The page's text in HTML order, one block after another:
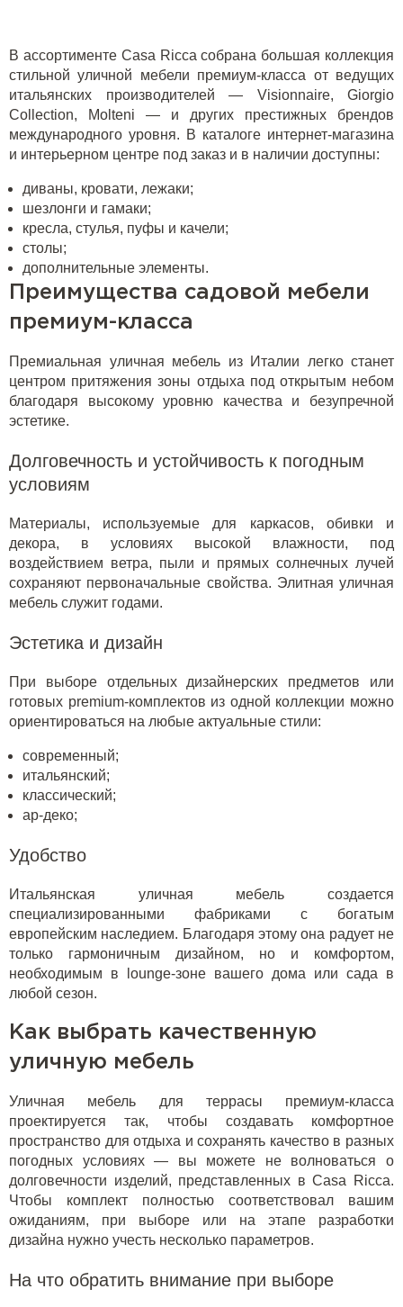
В ассортименте Casa Ricca собрана большая коллекция
стильной уличной мебели премиум-класса от ведущих
итальянских производителей — Visionnaire, Giorgio
Collection, Molteni — и других престижных брендов
международного уровня. В каталоге интернет-магазина
и интерьерном центре под заказ и в наличии доступны:
диваны, кровати, лежаки;
шезлонги и гамаки;
кресла, стулья, пуфы и качели;
столы;
дополнительные элементы.
Преимущества садовой мебели
премиум-класса
Премиальная уличная мебель из Италии легко станет
центром притяжения зоны отдыха под открытым небом
благодаря высокому уровню качества и безупречной
эстетике.
Долговечность и устойчивость к погодным
условиям
Материалы, используемые для каркасов, обивки и
декора, в условиях высокой влажности, под
воздействием ветра, пыли и прямых солнечных лучей
сохраняют первоначальные свойства. Элитная уличная
мебель служит годами.
Эстетика и дизайн
При выборе отдельных дизайнерских предметов или
готовых premium-комплектов из одной коллекции можно
ориентироваться на любые актуальные стили:
современный;
итальянский;
классический;
ар-деко;
Удобство
Итальянская уличная мебель создается
специализированными фабриками с богатым
европейским наследием. Благодаря этому она радует не
только гармоничным дизайном, но и комфортом,
необходимым в lounge-зоне вашего дома или сада в
любой сезон.
Как выбрать качественную
уличную мебель
Уличная мебель для террасы премиум-класса
проектируется так, чтобы создавать комфортное
пространство для отдыха и сохранять качество в разных
погодных условиях — вы можете не волноваться о
долговечности изделий, представленных в Casa Ricca.
Чтобы комплект полностью соответствовал вашим
ожиданиям, при выборе или на этапе разработки
дизайна нужно учесть несколько параметров.
На что обратить внимание при выборе